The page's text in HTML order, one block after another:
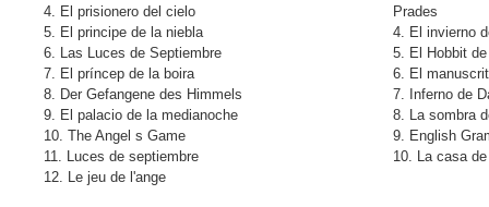
4. El prisionero del cielo
5. El principe de la niebla
6. Las Luces de Septiembre
7. El príncep de la boira
8. Der Gefangene des Himmels
9. El palacio de la medianoche
10. The Angel s Game
11. Luces de septiembre
12. Le jeu de l'ange
Prades
4. El invierno
5. El Hobbit
6. El
7. Inferno de
8. La sombra
9. English
10. La casa